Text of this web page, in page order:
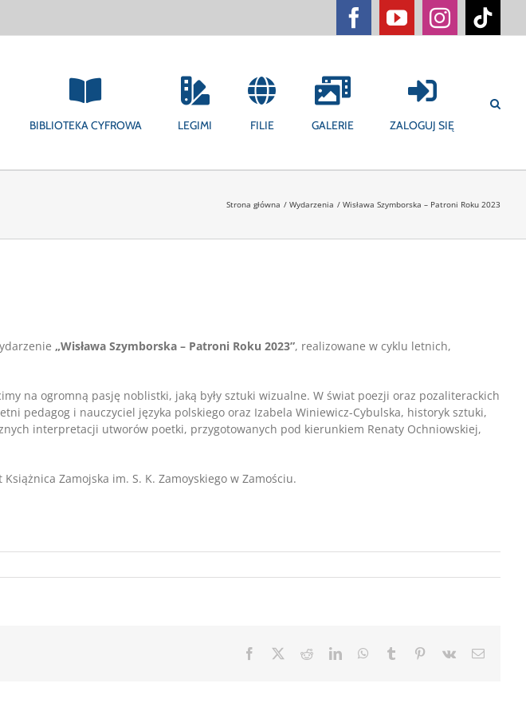
Facebook
YouTubeInstagram
BIBLIOTEKA CYFROWA LEGIMI FILIE GALERIE ZALOGUJ SIĘ
Strona główna Wydarzenia Wisława Szymborska – Patroni Roku 2023
„Wisława Szymborska – Patroni Roku 2023”, realizowane w cyklu letnich,
na ogromną pasję noblistki, jaką były sztuki wizualne. W świat poezji oraz pozaliterackich
pedagog i nauczyciel języka polskiego oraz Izabela Winiewicz-Cybulska, historyk sztuki,
interpretacji utworów poetki, przygotowanych pod kierunkiem Renaty Ochniowskiej,
Zamojska im. S. K. Zamoyskiego w Zamościu.
Facebook RedditLinkedInWhatsApp
Tumblr Pinterest
Vk Email